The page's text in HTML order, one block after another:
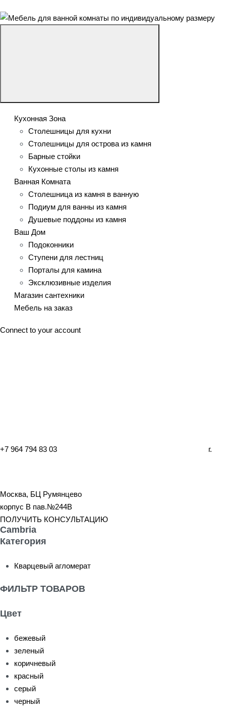
Кухонная Зона
Столешницы для кухни
Столешницы для острова из камня
Барные стойки
Кухонные столы из камня
Ванная Комната
Столешница из камня в ванную
Подиум для ванны из камня
Душевые поддоны из камня
Ваш Дом
Подоконники
Ступени для лестниц
Порталы для камина
Эксклюзивные изделия
Магазин сантехники
Мебель на заказ
Connect to your account
+7 964 794 83 03 г.
Москва, БЦ Румянцево
корпус B пав.№244B
ПОЛУЧИТЬ КОНСУЛЬТАЦИЮ
Cambria
Категория
Кварцевый агломерат
ФИЛЬТР ТОВАРОВ
Цвет
бежевый
зеленый
коричневый
красный
серый
черный